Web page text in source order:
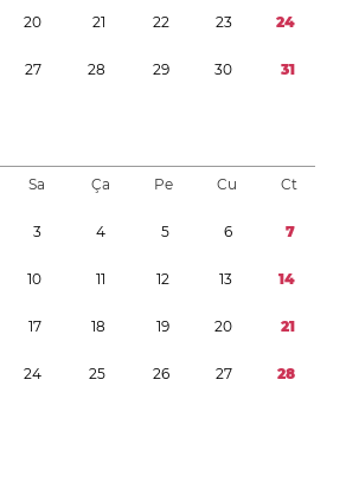
20 21 22 23 24
27 28 29 30 31
Sa Ça Pe Cu Ct
3 4 5 6 7
10 11 12 13 14
17 18 19 20 21
24 25 26 27 28